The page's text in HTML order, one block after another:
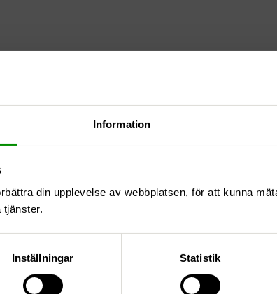
Information
din upplevelse av webbplatsen, för att kunna
tjänster.
Inställningar Statistik